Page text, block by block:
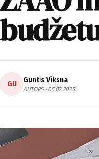
GU Guntis Vīksna
AUTORS • 05.02.2025.